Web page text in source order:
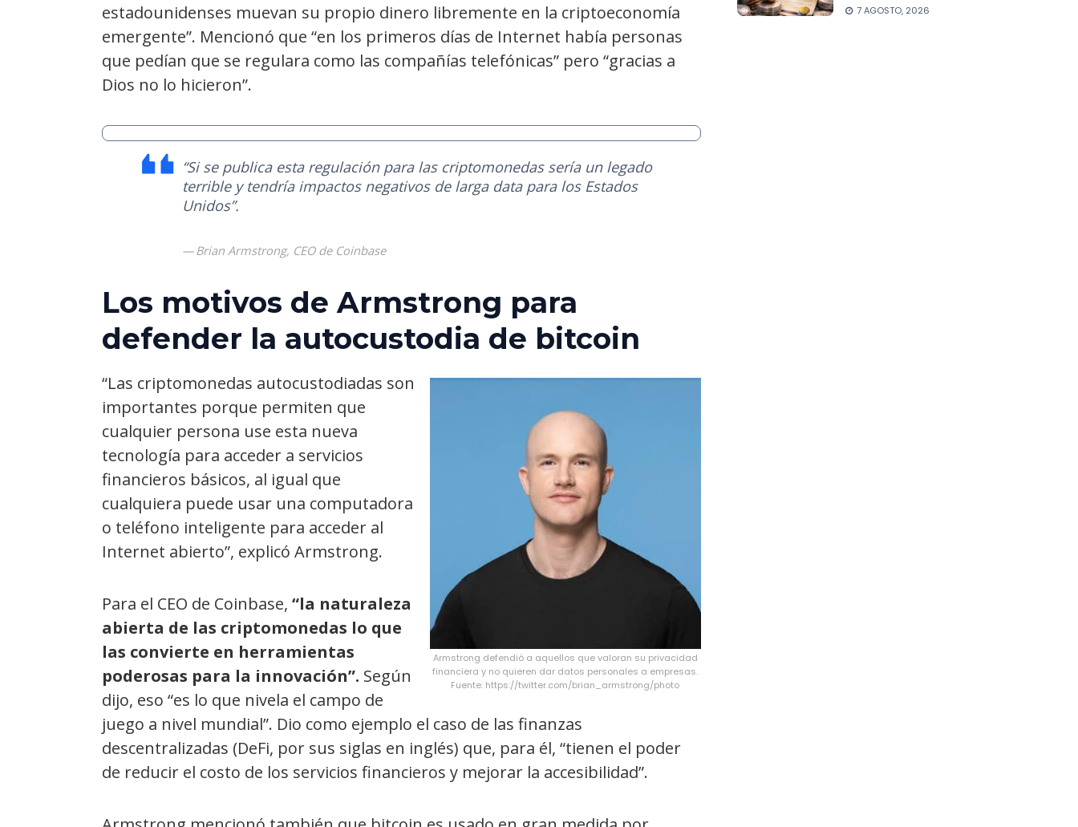
estadounidenses muevan su propio dinero libremente en la criptoeconomía
emergente”. Mencionó que “en los primeros días de Internet había personas
que pedían que se regulara como las compañías telefónicas” pero “gracias a
Dios no lo hicieron”.
“Si se publica esta regulación para las criptomonedas sería un legado
terrible y tendría impactos negativos de larga data para los Estados
Unidos”.
Brian Armstrong, CEO de Coinbase
Los motivos de Armstrong para
defender la autocustodia de bitcoin
Armstrong defendió a aquellos que valoran su privacidad
financiera y no quieren dar datos personales a empresas.
Fuente: https://twitter.com/brian_armstrong/photo
“Las criptomonedas autocustodiadas son
importantes porque permiten que
cualquier persona use esta nueva
tecnología para acceder a servicios
financieros básicos, al igual que
cualquiera puede usar una computadora
o teléfono inteligente para acceder al
Internet abierto”, explicó Armstrong.
Para el CEO de Coinbase, “la naturaleza
abierta de las criptomonedas lo que
las convierte en herramientas
poderosas para la innovación”. Según
dijo, eso “es lo que nivela el campo de
juego a nivel mundial”. Dio como ejemplo el caso de las finanzas
descentralizadas (DeFi, por sus siglas en inglés) que, para él, “tienen el poder
de reducir el costo de los servicios financieros y mejorar la accesibilidad”.
7 AGOSTO, 2026